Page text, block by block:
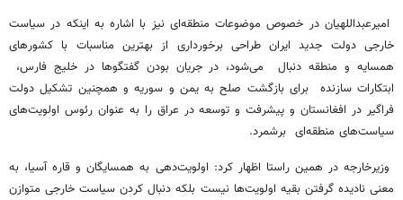
امیرعبداللهیان در خصوص موضوعات منطقه‌ای نیز با اشاره به اینکه در سیاست
خارجی دولت جدید ایران طراحی برخورداری از بهترین مناسبات با کشورهای
همسایه و منطقه دنبال می‌شود، در جریان بودن گفتگوها در خلیج فارس،
ابتکارات سازنده برای بازگشت صلح به یمن و سوریه و همچنین تشکیل دولت
فراگیر در افغانستان و پیشرفت و توسعه در عراق را به عنوان رئوس اولویت‌های
سیاست‌های منطقه‌ای برشمرد.
وزیرخارجه در همین راستا اظهار کرد: اولویت‌دهی به همسایگان و قاره آسیا، به
معنی نادیده گرفتن بقیه اولویت‌ها نیست بلکه دنبال کردن سیاست خارجی متوازن